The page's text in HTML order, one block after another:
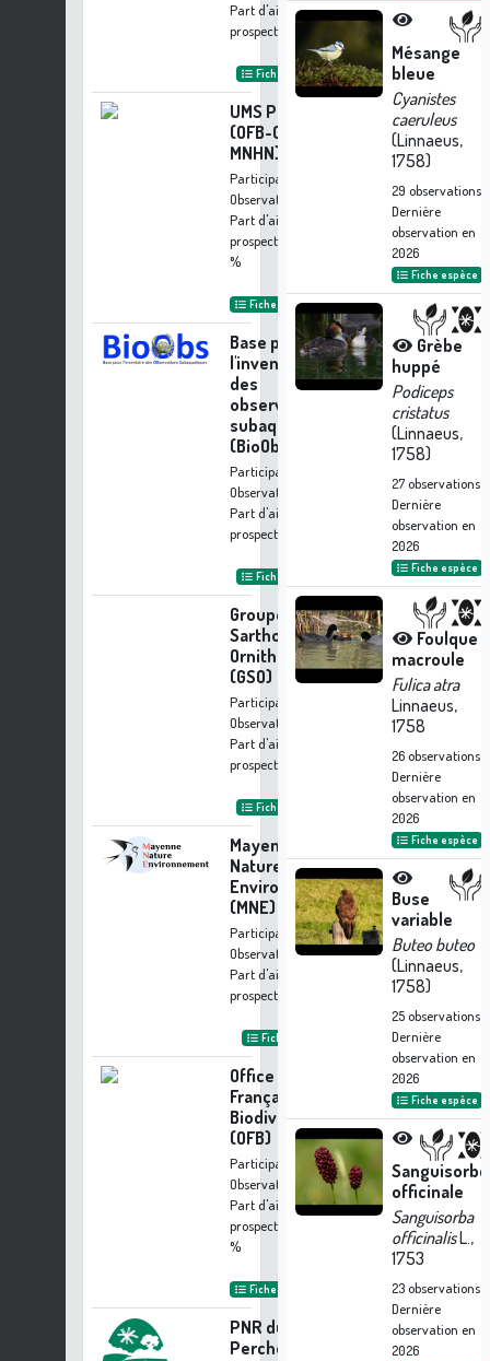
Part d'aide à la
prospection :
Fiche organisme
UMS PatriNat
(OFB-CNRS-
MNHN)
Participation à 45
Observations
Part d'aide à la
prospection :
%
Fiche organisme
Base pour
l'inventaire
des
observations
subaquatiques
(BioObs)
Participation à 36
Observations
Part d'aide à la
prospection :
Fiche organisme
Groupe
Sarthois
Ornithologique
(GSO)
Participation à 22
Observations
Part d'aide à la
prospection :
Fiche organisme
Mayenne
Nature
Environnement
(MNE)
Participation à 22
Observations
Part d'aide à la
prospection :
Fiche organisme
Office
Français de la
Biodiversité
(OFB)
Participation à 17
Observations
Part d'aide à la
prospection :
%
Fiche organisme
PNR du
Perche
Mésange
bleue
Cyanistes
caeruleus
(Linnaeus,
1758)
29 observations
Dernière
observation en
2026
Fiche espèce
Grèbe
huppé
Podiceps
cristatus
(Linnaeus,
1758)
27observations
Dernière
observation en
2026
Fiche espèce
Foulque
macroule
Fulica atra
Linnaeus,
1758
26observations
Dernière
observation en
2026
Fiche espèce
Buse
variable
Buteo buteo
(Linnaeus,
1758)
25observations
Dernière
observation en
2026
Fiche espèce
Sanguisorbe
officinale
Sanguisorba
officinalisL.,
1753
23observations
Dernière
observation en
2026